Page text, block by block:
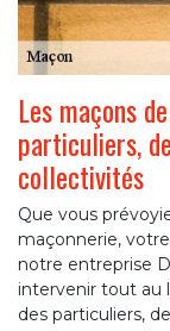
Les maçons
particuliers,
collectivités
Que vous
maçonnerie,
notre entreprise
intervenir tout au
des particuliers,